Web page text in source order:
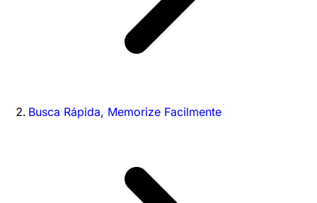
Busca Rápida, Memorize Facilmente